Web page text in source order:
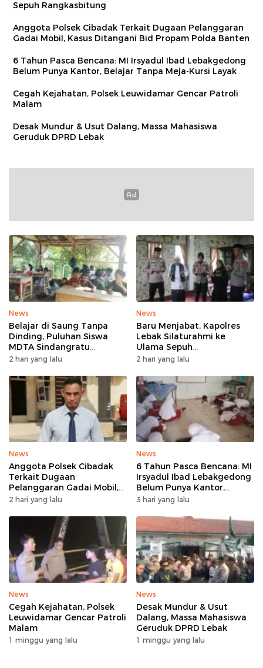
Sepuh Rangkasbitung
Anggota Polsek Cibadak Terkait Dugaan Pelanggaran
Gadai Mobil, Kasus Ditangani Bid Propam Polda Banten
6 Tahun Pasca Bencana: MI Irsyadul Ibad Lebakgedong
Belum Punya Kantor, Belajar Tanpa Meja-Kursi Layak
Cegah Kejahatan, Polsek Leuwidamar Gencar Patroli
Malam
Desak Mundur & Usut Dalang, Massa Mahasiswa
Geruduk DPRD Lebak
News
Belajar di Saung Tanpa
Dinding, Puluhan Siswa
MDTA Sindangratu
Panggarangan Bertahan
2 hari yang lalu
News
Baru Menjabat, Kapolres
Lebak Silaturahmi ke
Ulama Sepuh
Rangkasbitung
2 hari yang lalu
News
Anggota Polsek Cibadak
Terkait Dugaan
Pelanggaran Gadai Mobil,
Kasus Ditangani Bid
2 hari yang lalu
News
6 Tahun Pasca Bencana: MI
Irsyadul Ibad Lebakgedong
Belum Punya Kantor,
Belajar Tanpa Meja-Kursi
3 hari yang lalu
News
Cegah Kejahatan, Polsek
Leuwidamar Gencar Patroli
Malam
1 minggu yang lalu
News
Desak Mundur & Usut
Dalang, Massa Mahasiswa
Geruduk DPRD Lebak
1 minggu yang lalu